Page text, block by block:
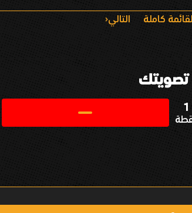
كاملة التالي
تصويتك
1